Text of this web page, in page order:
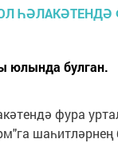
юлында булган.
фура
шаһитләрнең